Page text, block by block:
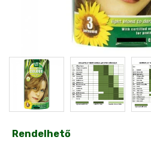
Rendelhető